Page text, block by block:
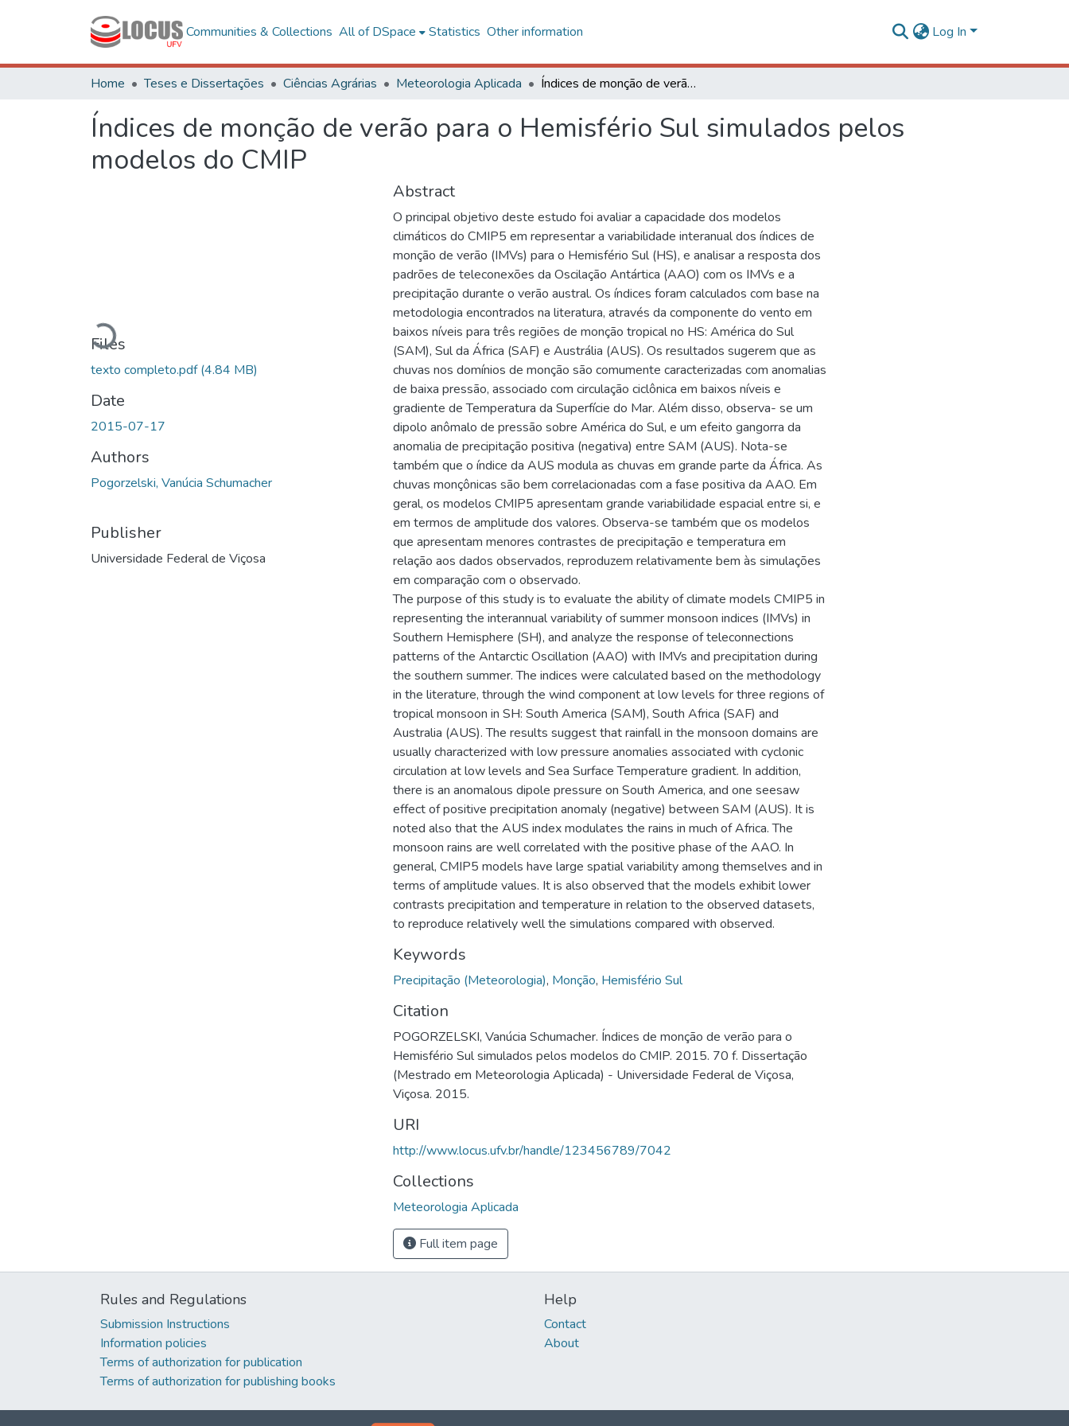
Communities & Collections All of DSpace Statistics Other information Log In
Home Teses e Dissertações Ciências Agrárias Meteorologia Aplicada Índices de monção de verão para o Hemisfério Sul simulados pelos modelos do CMIP
Índices de monção de verão para o Hemisfério Sul simulados pelos
modelos do CMIP
Loading...
Files
texto completo.pdf(4.84 MB)
Date
2015-07-17
Authors
Pogorzelski, Vanúcia Schumacher
Publisher
Universidade Federal de Viçosa
Abstract
O principal objetivo deste estudo foi avaliar a capacidade dos modelos
climáticos do CMIP5 em representar a variabilidade interanual dos índices de
monção de verão (IMVs) para o Hemisfério Sul (HS), e analisar a resposta dos
padrões de teleconexões da Oscilação Antártica (AAO) com os IMVs e a
precipitação durante o verão austral. Os índices foram calculados com base na
metodologia encontrados na literatura, através da componente do vento em
baixos níveis para três regiões de monção tropical no HS: América do Sul
(SAM), Sul da África (SAF) e Austrália (AUS). Os resultados sugerem que as
chuvas nos domínios de monção são comumente caracterizadas com anomalias
de baixa pressão, associado com circulação ciclônica em baixos níveis e
gradiente de Temperatura da Superfície do Mar. Além disso, observa- se um
dipolo anômalo de pressão sobre América do Sul, e um efeito gangorra da
anomalia de precipitação positiva (negativa) entre SAM (AUS). Nota-se
também que o índice da AUS modula as chuvas em grande parte da África. As
chuvas monçônicas são bem correlacionadas com a fase positiva da AAO. Em
geral, os modelos CMIP5 apresentam grande variabilidade espacial entre si, e
em termos de amplitude dos valores. Observa-se também que os modelos
que apresentam menores contrastes de precipitação e temperatura em
relação aos dados observados, reproduzem relativamente bem às simulações
em comparação com o observado.
The purpose of this study is to evaluate the ability of climate models CMIP5 in
representing the interannual variability of summer monsoon indices (IMVs) in
Southern Hemisphere (SH), and analyze the response of teleconnections
patterns of the Antarctic Oscillation (AAO) with IMVs and precipitation during
the southern summer. The indices were calculated based on the methodology
in the literature, through the wind component at low levels for three regions of
tropical monsoon in SH: South America (SAM), South Africa (SAF) and
Australia (AUS). The results suggest that rainfall in the monsoon domains are
usually characterized with low pressure anomalies associated with cyclonic
circulation at low levels and Sea Surface Temperature gradient. In addition,
there is an anomalous dipole pressure on South America, and one seesaw
effect of positive precipitation anomaly (negative) between SAM (AUS). It is
noted also that the AUS index modulates the rains in much of Africa. The
monsoon rains are well correlated with the positive phase of the AAO. In
general, CMIP5 models have large spatial variability among themselves and in
terms of amplitude values. It is also observed that the models exhibit lower
contrasts precipitation and temperature in relation to the observed datasets,
to reproduce relatively well the simulations compared with observed.
Keywords
Precipitação (Meteorologia), Monção, Hemisfério Sul
Citation
POGORZELSKI, Vanúcia Schumacher. Índices de monção de verão para o
Hemisfério Sul simulados pelos modelos do CMIP. 2015. 70 f. Dissertação
(Mestrado em Meteorologia Aplicada) - Universidade Federal de Viçosa,
Viçosa. 2015.
URI
http://www.locus.ufv.br/handle/123456789/7042
Collections
Meteorologia Aplicada
Full item page
Rules and Regulations
Submission Instructions
Information policies
Terms of authorization for publication
Terms of authorization for publishing books
Help
Contact
About